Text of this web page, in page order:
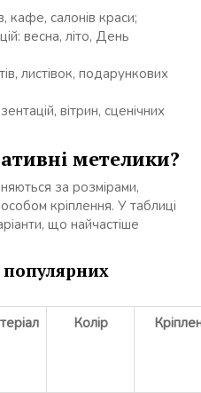
кафе, салонів краси;
весна, літо, День
листівок, подарункових
вітрин, сценічних
метелики?
за розмірами,
кріплення. У таблиці
що найчастіше
Колір